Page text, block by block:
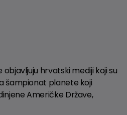
hrvatski mediji koji su
šampionat planete koji
Američke Države,